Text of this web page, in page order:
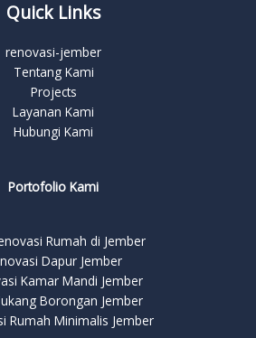
Quick Links
renovasi-jember
Tentang Kami
Projects
Layanan Kami
Hubungi Kami
Portofolio Kami
Rumah di Jember
Dapur Jember
Kamar Mandi Jember
Borongan Jember
Rumah Minimalis Jember